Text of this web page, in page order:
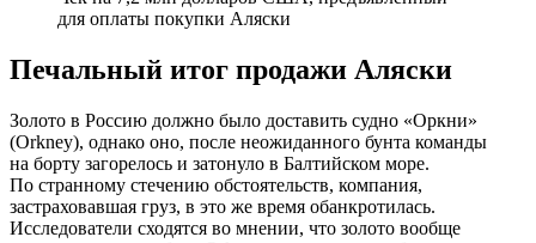
для оплаты покупки Аляски
Печальный итог продажи Аляски
Золото в Россию должно было доставить судно «Оркни»
(Orkney), однако оно, после неожиданного бунта команды
на борту загорелось и затонуло в Балтийском море.
По странному стечению обстоятельств, компания,
застраховавшая груз, в это же время обанкротилась.
Исследователи сходятся во мнении, что золото вообще